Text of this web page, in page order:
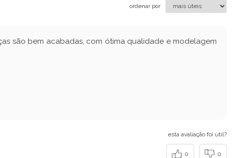
ordenar por
são bem acabadas, com ótima qualidade e modelagem
esta avaliação foi útil?
0 0